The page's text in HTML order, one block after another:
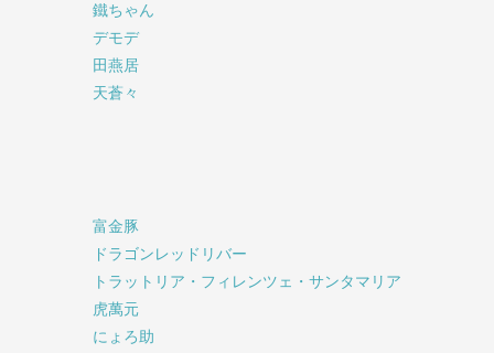
鐵ちゃん
デモデ
田燕居
天蒼々
富金豚
ドラゴンレッドリバー
トラットリア・フィレンツェ・サンタマリア
虎萬元
にょろ助